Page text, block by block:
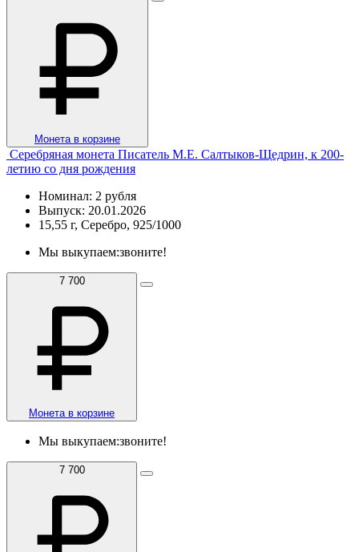
Монета в корзине
Серебряная монета Писатель М.Е. Салтыков-Щедрин, к 200-
летию со дня рождения
Номинал: 2 рубля
Выпуск: 20.01.2026
15,55 г, Серебро, 925/1000
Мы выкупаем:звоните!
7 700
Монета в корзине
Мы выкупаем:звоните!
7 700